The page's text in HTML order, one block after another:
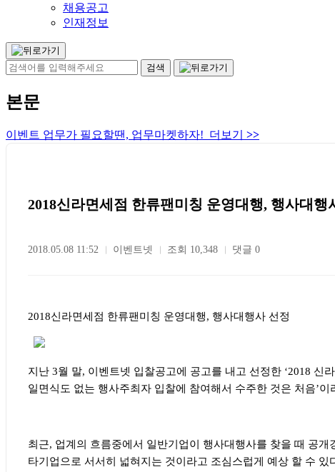
채용공고
인재정보
본문
이벤트 업무가 필요할땐, 업무마켓하자! 더보기 >>
2018신라면세점 한류팬미칭 운영대행, 행사대행
2018.05.08 11:52 이벤트넷 조회 10,348 댓글 0
2018신라면세점 한류팬미칭 운영대행, 행사대행사 선정
지난 3월 말, 이벤트넷 입찰공고에 공고를 내고 선정한 ‘2018 신
일면식도 없는 행사주최자 입찰에 참여해서 수주한 것은 처음’이
최근, 업계의 흐름중에서 일반기업이 행사대행사를 찾을 때 공
타기업으로 서서히 넓혀지는 것이라고 조심스럽게 예상 할 수 있